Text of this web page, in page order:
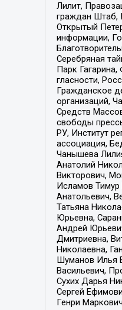
Лилит,
граждан Штаб,
Открытый
информации,
Серебряная
Парк
гласности,
Гражданское
организаций,
Средств
свободы
РУ, Институт
ассоциация,
Чанышева
Анатолий
Викторович,
Исламов Тимур
Анатольевич,
Татьяна
Юрьевна,
Андрей
Дмитриевна,
Николаевна,
Шуманов Илья
Васильевич,
Сухих Дарья
Сергей
Генри